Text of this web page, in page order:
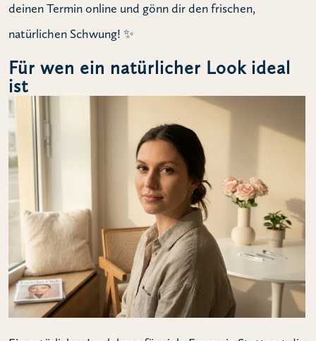
deinen Termin online und gönn dir den frischen,
natürlichen Schwung! ✨
Für wen ein natürlicher Look ideal
ist